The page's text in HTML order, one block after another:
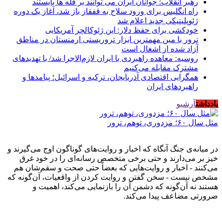
راه انگلیس برای ورود سلاح به قفقاز باز شد، آغاز یک دوره
ژئوپلیتیکی جدید اعلام شد
خودکشی برای حفظ دلار: این ژئوکالچر آمریکایی
ترور با مین مهمترین ابزار تروریستی ارمنستان در مناطق
آزاد شده از اشغال است
روسیه: معاهده راهبردی با ایران لازم‌الاجرا شد/ با تهدیدهای
مشترک مقابله می‌کنیم
همگرایی اقتصادی آذربایجان، ترکیه و اسرائیل؛ پیامدها و
راهبردهای ایران
یادداشتآرشیو
مثل سال ۶۰؛ مزدوری، توهم، ترور
در میانه‌ی جنگ آنگاه که اخبار و روایت‌های گوناگون اوج می‌گیرند و
خیز بر می‌دارند و حتی برخی متخصص رسانه‌ای را در خود غرق
می‌کنند - اخبار و روایت‌هایی که بعضاً حتی صحت و سقم‌شان هم
مشخص نیست - سخن گفتن و روایت کردن از واقعیات، آن‌گونه که
هستند نه آن‌گونه که دشمن آن را بازنمایی می‌کند، اهمیت و
ضرورتی مضاعف پیدا می‌کند.